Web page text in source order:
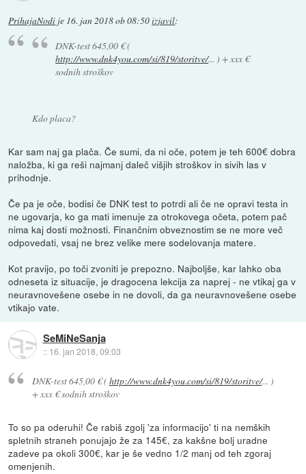
PrihajaNodi je 16. jan 2018 ob 08:50izjavil:
DNK-test 645,00 € (
http://www.dnk4you.com/si/819/storitve/... ) + xxx €
sodnih stroškov
Kdo placa?
Kar sam naj ga plača. Če sumi, da ni oče, potem je teh 600€ dobra
naložba, ki ga reši najmanj daleč višjih stroškov in sivih las v
prihodnje.
Če pa je oče, bodisi če DNK test to potrdi ali če ne opravi testa in
ne ugovarja, ko ga mati imenuje za otrokovega očeta, potem pač
nima kaj dosti možnosti. Finančnim obveznostim se ne more več
odpovedati, vsaj ne brez velike mere sodelovanja matere.
Kot pravijo, po toči zvoniti je prepozno. Najboljše, kar lahko oba
odneseta iz situacije, je dragocena lekcija za naprej - ne vtikaj ga v
neuravnovešene osebe in ne dovoli, da ga neuravnovešene osebe
vtikajo vate.
SeMiNeSanja
:: 16. jan 2018, 09:03
DNK-test 645,00 € ( http://www.dnk4you.com/si/819/storitve/... )
+ xxx € sodnih stroškov
To so pa oderuhi! Če rabiš zgolj 'za informacijo' ti na nemških
spletnih straneh ponujajo že za 145€, za kakšne bolj uradne
zadeve pa okoli 300€, kar je še vedno 1/2 manj od teh zgoraj
omenjenih.